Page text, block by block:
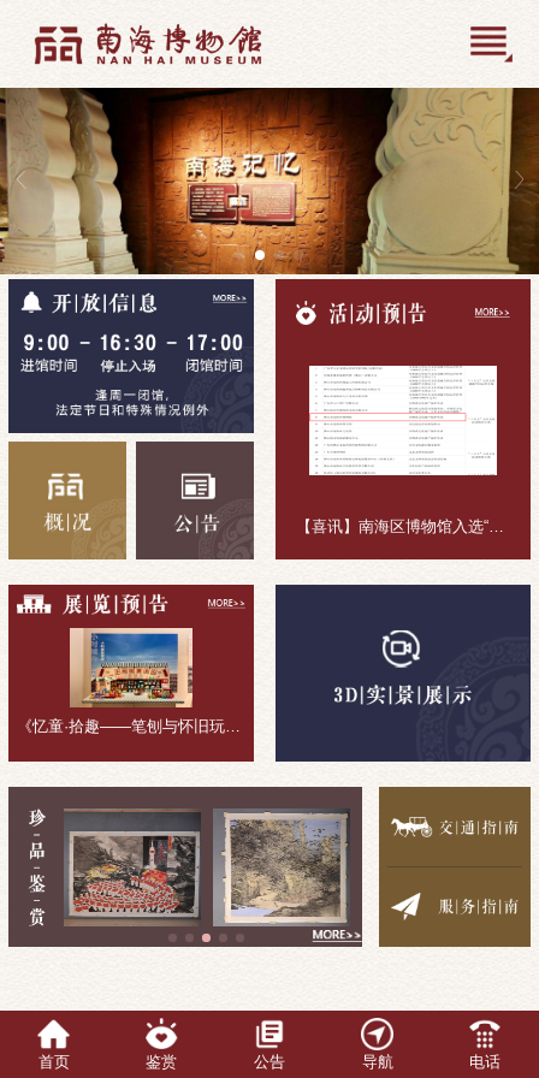
【喜讯】南海区博物馆入选“十五五”公共文化活动组织主体
《忆童·拾趣——笔刨与怀旧玩具收藏展》展览回顾
首页 鉴赏 公告 导航 电话